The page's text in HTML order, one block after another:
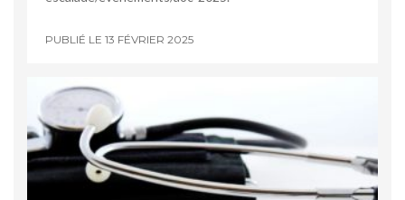
PUBLIÉ LE 13 FÉVRIER 2025